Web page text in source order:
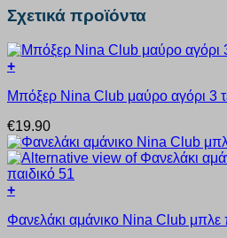
Σχετικά προϊόντα
+
το
έχει
πολλαπλές
παραλλαγές.
Οι
επιλογές
να
Μπόξερ Nina Club μαύρο αγόρι 3
€19.90
+
το
Φανελάκι αμάνικο Nina Club μπλε